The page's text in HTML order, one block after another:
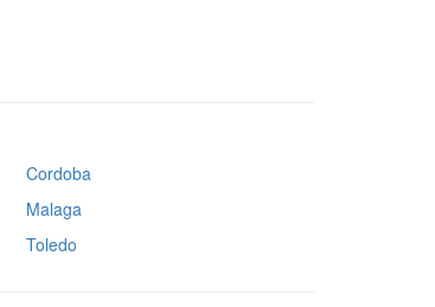
Cordoba
Malaga
Toledo